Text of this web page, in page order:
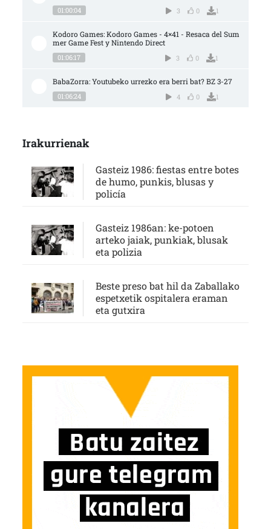
01:00:04 3 0 1
Kodoro Games: Kodoro Games - 4×41 - Resaca del Sum
mer Game Fest y Nintendo Direct
01:06:17 3 0 1
BabaZorra: Youtubeko urrezko era berri bat? BZ 3-27
01:06:24 4 0 1
Irakurrienak
Gasteiz 1986: fiestas entre botes
de humo, punkis, blusas y
policía
Gasteiz 1986an: ke-potoen
arteko jaiak, punkiak, blusak
eta polizia
Beste preso bat hil da Zaballako
espetxetik ospitalera eraman
eta gutxira